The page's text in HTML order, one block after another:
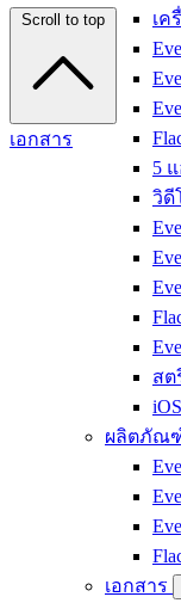
เค
5
วิดี
สต
ผลิตภัณ
เอกสาร
Scroll to top
เอกสาร